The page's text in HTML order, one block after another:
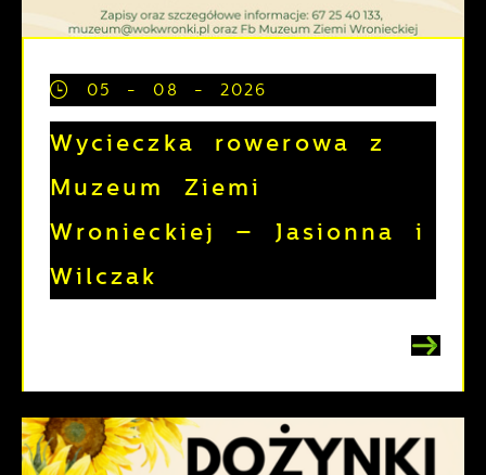
05 - 08 - 2026
Wycieczka rowerowa z
Muzeum Ziemi
Wronieckiej – Jasionna i
Wilczak